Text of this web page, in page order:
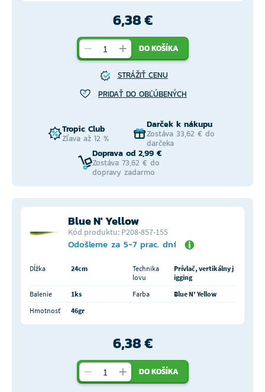
6,38 €
DO KOŠÍKA
STRÁŽIŤ CENU
PRIDAŤ DO OBĽÚBENÝCH
Tropic Club
Zľava až 12 %
Darček k nákupu
Zostáva 33,62 € do
darčeka
Doprava od 2,99 €
Zostáva 73,62 € do
dopravy zadarmo
Blue N' Yellow
Kód produktu: P208-857-155
Odošleme za 5-7 prac. dní
Dĺžka 24cm
Technika
lovu
Prívlač, vertikálny j
igging
Balenie
1ks Farba
Blue N' Yellow
Hmotnosť
46gr
6,38 €
DO KOŠÍKA